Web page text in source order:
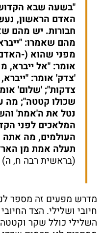
"בשעה שבא
האדם הראשון,
חבורות. יש מהם
מהם שאמרו:
מפני שהוא (-
אומר: "אל ייברא,
'צדק' אומר:
צדקות"; 'שלום'
שכולו קטטה"; מה
נטל את ה'אמת'
המלאכים לפני
העולמים, מה
תעלה אמת מן
(בראשית רבה ח, ה)
מדרש מפעים זה מספר
חיובי ושלילי. הצד
השלילי כולל שקר